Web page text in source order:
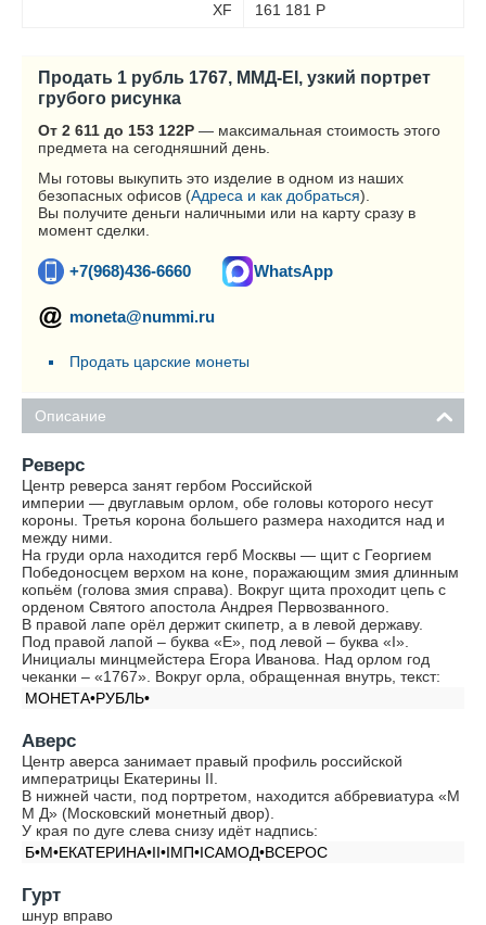
XF 161 181 Р
Продать 1 рубль 1767, ММД-EI, узкий портрет
грубого рисунка
От 2 611 до 153 122Р — максимальная стоимость этого
предмета на сегодняшний день.
Мы готовы выкупить это изделие в одном из наших
безопасных офисов (Адреса и как добраться).
Вы получите деньги наличными или на карту сразу в
момент сделки.
+7(968)436-6660 WhatsApp
moneta@nummi.ru
Продать царские монеты
Описание
Реверс
Центр реверса занят гербом Российской
империи — двуглавым орлом, обе головы которого несут
короны. Третья корона большего размера находится над и
между ними.
На груди орла находится герб Москвы — щит с Георгием
Победоносцем верхом на коне, поражающим змия длинным
копьём (голова змия справа). Вокруг щита проходит цепь с
орденом Святого апостола Андрея Первозванного.
В правой лапе орёл держит скипетр, а в левой державу.
Под правой лапой – буква «Е», под левой – буква «I».
Инициалы минцмейстера Егора Иванова. Над орлом год
чеканки – «1767». Вокруг орла, обращенная внутрь, текст:
МОНЕТА•РУБЛЬ•
Аверс
Центр аверса занимает правый профиль российской
императрицы Екатерины II.
В нижней части, под портретом, находится аббревиатура «М
М Д» (Московский монетный двор).
У края по дуге слева снизу идёт надпись:
Б•М•ЕКАТЕРИНА•II•IМП•IСАМОД•ВСЕРОС
Гурт
шнур вправо